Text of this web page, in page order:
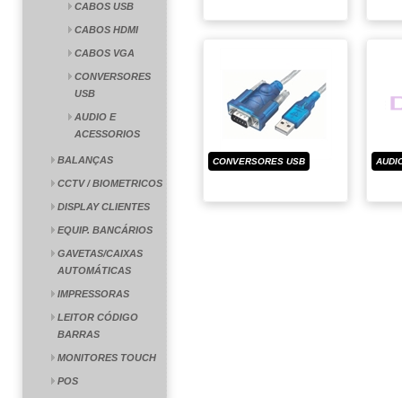
CABOS USB
CABOS HDMI
CABOS VGA
CONVERSORES
USB
AUDIO E
ACESSORIOS
BALANÇAS
CCTV / BIOMETRICOS
DISPLAY CLIENTES
EQUIP. BANCÁRIOS
GAVETAS/CAIXAS
AUTOMÁTICAS
IMPRESSORAS
LEITOR CÓDIGO
BARRAS
MONITORES TOUCH
POS
CONVERSORES USB